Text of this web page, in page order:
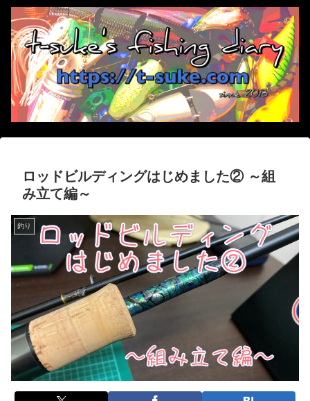
ロッドビルディングはじめました② ～組
み立て編～
釣り